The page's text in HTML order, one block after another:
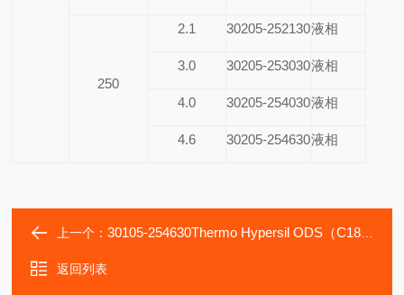
250
2.1 30205-252130液相
3.0 30205-253030液相
4.0 30205-254030液相
4.6 30205-254630液相
上一个：30105-254630Thermo Hypersil ODS（C18）热电液相色谱柱
返回列表